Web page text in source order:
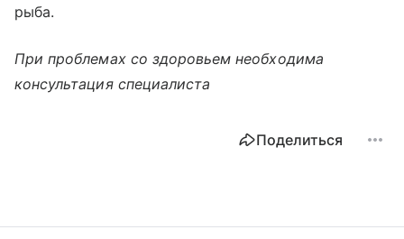
рыба.
При проблемах со здоровьем необходима
консультация специалиста
Поделиться